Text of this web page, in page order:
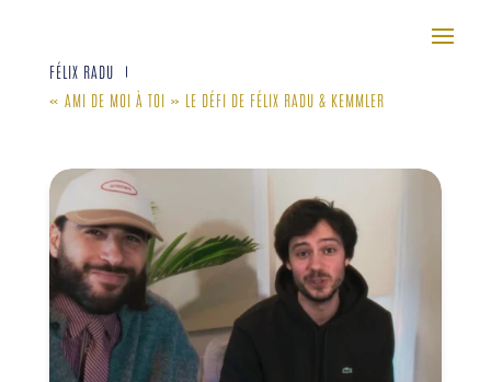
FÉLIX RADU
|
« AMI DE MOI À TOI » LE DÉFI DE FÉLIX RADU & KEMMLER